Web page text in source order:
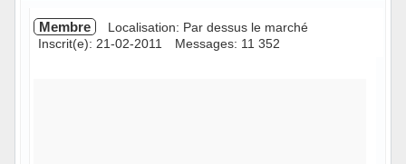
Membre
Localisation: Par dessus le marché
Inscrit(e): 21-02-2011
Messages: 11 352